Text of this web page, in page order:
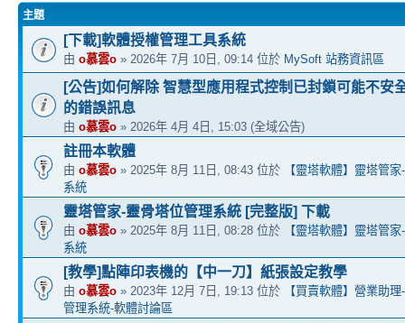
主題
[下載]軟體授權管理工具系統
由 o慕雲o » 2026年 7月 10日, 09:14 位於 MySoft 站務資訊區
[公告]如何解除 智慧型應用程式控制已封鎖可能不安
的錯誤訊息
由 o慕雲o » 2026年 4月 4日, 15:03 (全域公告)
註冊本軟體
由 o慕雲o » 2025年 8月 11日, 08:43 位於
【靈塔軟體】靈塔管
系統
靈塔管家-靈骨塔位管理系統 [完整版] 下載
由 o慕雲o » 2025年 8月 11日, 08:28 位於
【靈塔軟體】靈塔管
系統
[教學]點陣印表機的【中一刀】紙張設定教學
由 o慕雲o » 2023年 12月 7日, 19:13 位於
【買賣軟體】營業助
管理系統-軟體討論區